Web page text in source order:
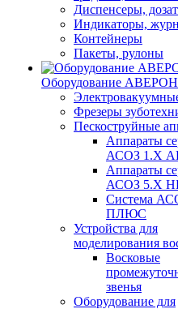
Диспенсеры,
Индикаторы,
Контейнеры
Пакеты, рулоны
Оборудование АВЕРОН
Фрезеры
Пескоструйные
Аппараты
АСОЗ 1.Х
Аппараты
АСОЗ 5.Х
Система
ПЛЮС
Устройства для
моделирования
Восковые
звенья
Оборудование для